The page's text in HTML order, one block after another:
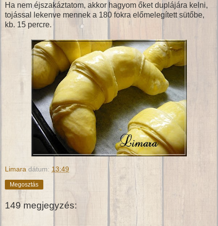
Ha nem éjszakáztatom, akkor hagyom őket duplájára kelni,
tojással lekenve mennek a 180 fokra előmelegített sütőbe,
kb. 15 percre.
Limara dátum: 13:49
Megosztás
149 megjegyzés: